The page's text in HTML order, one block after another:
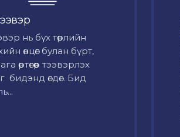
нь бүх төрлийн
өнцөг булан бүрт,
өртөгөөр тээвэрлэх
өгдөг. Бид